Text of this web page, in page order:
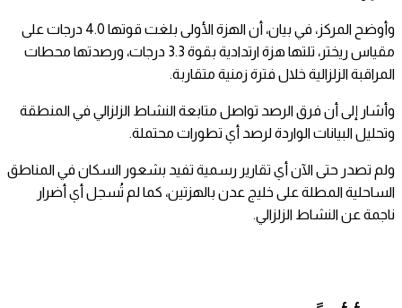
وأوضح المركز، في بيان، أن الهزة الأولى بلغت قوتها 4.0 درجات على
مقياس ريختر، تلتها هزة ارتدادية بقوة 3.3 درجات، ورصدتها محطات
خلال فترة زمنية متقاربة.
الرصد تواصل متابعة النشاط الزلزالي في المنطقة
لرصد أي تطورات محتملة.
أي تقارير رسمية تفيد بشعور السكان في المناطق
على خليج عدن بالهزتين، كما لم تُسجل أي أضرار